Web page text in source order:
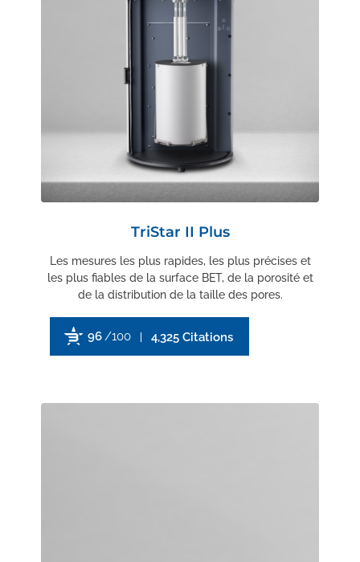
TriStar II Plus
Les mesures les plus rapides, les plus précises et
les plus fiables de la surface BET, de la porosité et
de la distribution de la taille des pores.
96/100 4,325 Citations